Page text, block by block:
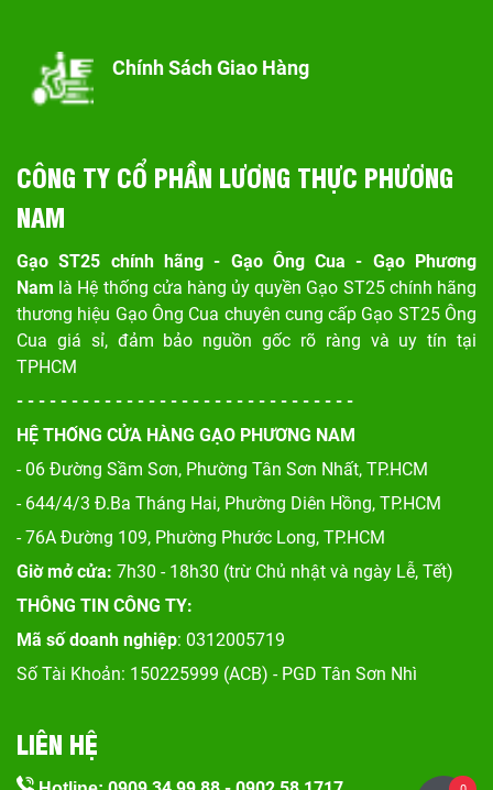
Chính Sách Giao Hàng
CÔNG TY CỔ PHẦN LƯƠNG THỰC PHƯƠNG
NAM
Gạo ST25 chính hãng - Gạo Ông Cua - Gạo Phương
Nam là Hệ thống cửa hàng ủy quyền Gạo ST25 chính hãng
thương hiệu Gạo Ông Cua chuyên cung cấp Gạo ST25 Ông
Cua giá sỉ, đảm bảo nguồn gốc rõ ràng và uy tín tại
TPHCM
- - - - - - - - - - - - - - - - - - - - - - - - - - - - - - -
HỆ THỐNG CỬA HÀNG GẠO PHƯƠNG NAM
- 06 Đường Sầm Sơn, Phường Tân Sơn Nhất, TP.HCM
- 644/4/3 Đ.Ba Tháng Hai, Phường Diên Hồng, TP.HCM
- 76A Đường 109, Phường Phước Long, TP.HCM
Giờ mở cửa: 7h30 - 18h30 (trừ Chủ nhật và ngày Lễ, Tết)
THÔNG TIN CÔNG TY:
Mã số doanh nghiệp: 0312005719
Số Tài Khoản: 150225999 (ACB) - PGD Tân Sơn Nhì
LIÊN HỆ